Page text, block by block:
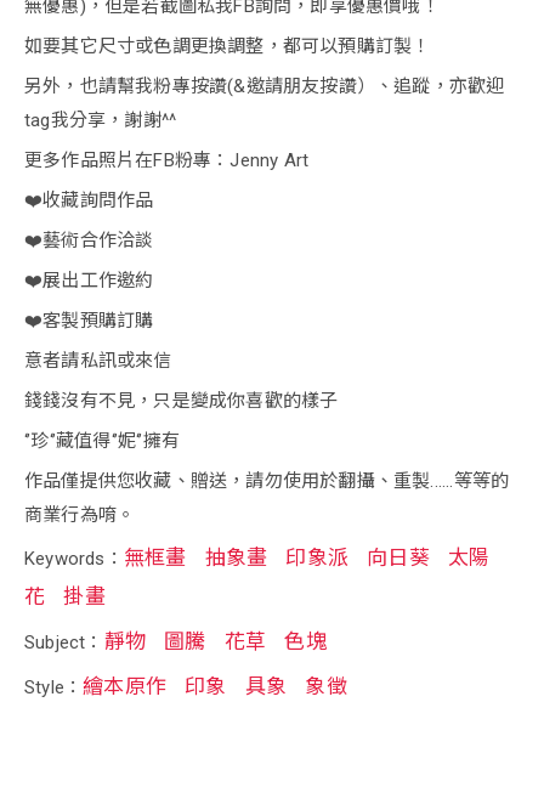
無優惠)，但是若截圖私我FB詢問，即享優惠價哦！
如要其它尺寸或色調更換調整，都可以預購訂製！
另外，也請幫我粉專按讚(&邀請朋友按讚）、追蹤，亦歡迎
tag我分享，謝謝^^
更多作品照片在FB粉專：Jenny Art
❤️收藏詢問作品
❤️藝術合作洽談
❤️展出工作邀約
❤️客製預購訂購
意者請私訊或來信
錢錢沒有不見，只是變成你喜歡的樣子
‘’珍‘’藏值得‘’妮‘’擁有
作品僅提供您收藏、贈送，請勿使用於翻攝、重製......等等的
商業行為唷。
Keywords： 無框畫 抽象畫 印象派 向日葵
太陽
花
掛畫
Subject： 靜物 圖騰 花草 色塊
Style：繪本原作 印象 具象 象徵